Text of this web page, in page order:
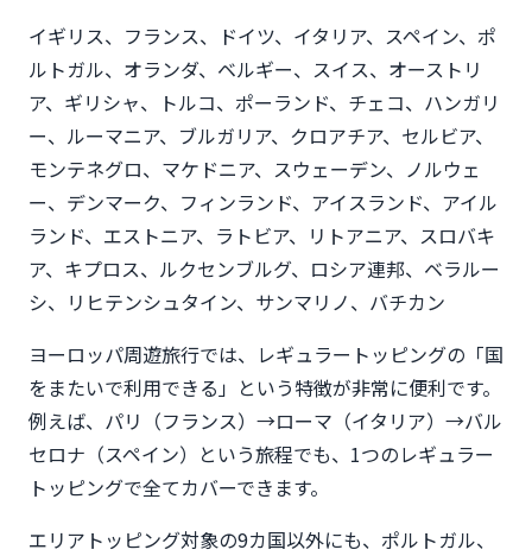
イギリス、フランス、ドイツ、イタリア、スペイン、ポ
ルトガル、オランダ、ベルギー、スイス、オーストリ
ア、ギリシャ、トルコ、ポーランド、チェコ、ハンガリ
ー、ルーマニア、ブルガリア、クロアチア、セルビア、
モンテネグロ、マケドニア、スウェーデン、ノルウェ
ー、デンマーク、フィンランド、アイスランド、アイル
ランド、エストニア、ラトビア、リトアニア、スロバキ
ア、キプロス、ルクセンブルグ、ロシア連邦、ベラルー
シ、リヒテンシュタイン、サンマリノ、バチカン
ヨーロッパ周遊旅行では、レギュラートッピングの「国
をまたいで利用できる」という特徴が非常に便利です。
例えば、パリ（フランス）→ローマ（イタリア）→バル
セロナ（スペイン）という旅程でも、1つのレギュラー
トッピングで全てカバーできます。
エリアトッピング対象の9カ国以外にも、ポルトガル、